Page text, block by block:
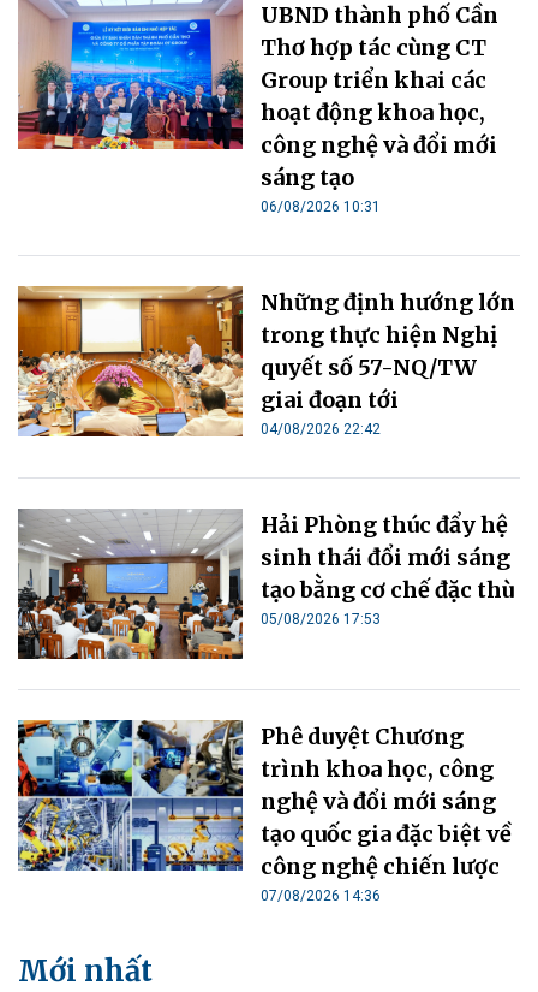
UBND thành phố Cần
Thơ hợp tác cùng CT
Group triển khai các
hoạt động khoa học,
công nghệ và đổi mới
sáng tạo
06/08/2026 10:31
Những định hướng lớn
trong thực hiện Nghị
quyết số 57-NQ/TW
giai đoạn tới
04/08/2026 22:42
Hải Phòng thúc đẩy hệ
sinh thái đổi mới sáng
tạo bằng cơ chế đặc thù
05/08/2026 17:53
Phê duyệt Chương
trình khoa học, công
nghệ và đổi mới sáng
tạo quốc gia đặc biệt về
công nghệ chiến lược
07/08/2026 14:36
Mới nhất